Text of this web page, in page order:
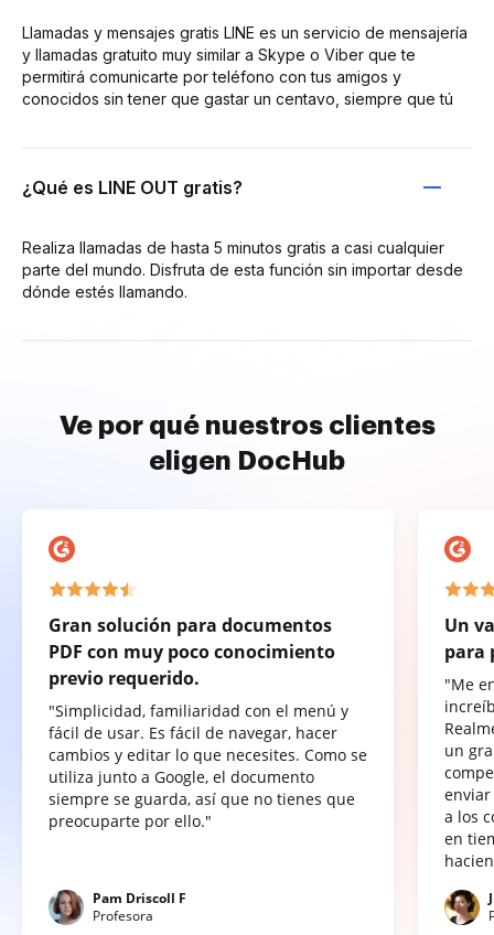
Llamadas y mensajes gratis LINE es un servicio de mensajería
y llamadas gratuito muy similar a Skype o Viber que te
permitirá comunicarte por teléfono con tus amigos y
conocidos sin tener que gastar un centavo, siempre que tú
¿Qué es LINE OUT gratis?
Realiza llamadas de hasta 5 minutos gratis a casi cualquier
parte del mundo. Disfruta de esta función sin importar desde
dónde estés llamando.
Ve por qué nuestros clientes
eligen DocHub
Gran solución para documentos
PDF con muy poco conocimiento
previo requerido.
"Simplicidad, familiaridad con el menú y
fácil de usar. Es fácil de navegar, hacer
cambios y editar lo que necesites. Como se
utiliza junto a Google, el documento
siempre se guarda, así que no tienes que
preocuparte por ello."
Pam Driscoll F
Profesora
Un
para
"Me
un
a los
en